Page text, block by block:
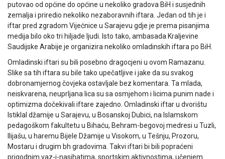
putovao od općine do općine u nekoliko gradova BiH i susjednih
zemalja i priredio nekoliko nezaboravnih iftara. Jedan od tih je i
iftar pred zgradom Vijećnice u Sarajevu gdje je prema pisanjima
medija bilo oko tri hiljade ljudi. Isto tako, ambasada Kraljevine
Saudijske Arabije je organizira nekoliko omladinskih iftara po BiH.
Omladinski iftari su bili posebno dragocjeni u ovom Ramazanu.
Slike sa tih iftara su bile tako upečatljive i jake da su svakog
dobronamjernog čovjeka ostavljale bez komentara. Ta mlada,
neiskvarena, neuprljana lica su sa osmjehom i licima punim nade i
optimizma dočekivali iftare zajedno. Omladinski iftar u dvorištu
Istiklal džamije u Sarajevu, u Bosanskoj Dubici, na Islamskom
pedagoškom fakultetu u Bihaću, Behram-begovoj medresi u Tuzli,
Ilijašu, u haremu Bijele Džamije u Visokom, u Tešnju, Prozoru,
Mostaru i drugim bh gradovima. Takvi iftari bi bili popraćeni
prigodnim vaz-i-nasihatima, sportskim aktivnostima, učenjem